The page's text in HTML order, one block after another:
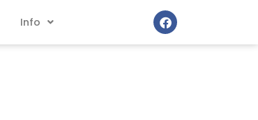
Info